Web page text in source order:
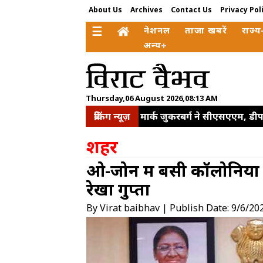
About Us Archives Contact Us Privacy
☰ नेशनल ताजा खबरें राज्य
अन्य
Thursday,06 August 2026,08:13 AM
ब्रेकिंग न्यूज़ मार्क जुकरबर्ग ने सीएसएएम,
क‍िए कई बड़े बदलाव, वरिष्ठ पदों
दिया पूरा सम्मान
विक्रम
बावजूद बांग्लादेश के खिलाफ
शहर
ओ-जोन में बसी कॉलोनियों
रेखा गुप्ता
By Virat baibhav | Publish Date: 9/6/